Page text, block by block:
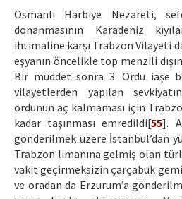
Osmanlı Harbiye Nezareti,
donanmasının Karadeniz
ihtimaline karşı Trabzon Vilayeti
eşyanın öncelikle top menzili
Bir müddet sonra 3. Ordu iaşe
vilayetlerden yapılan
ordunun aç kalmaması için
kadar taşınması emredildi[55].
gönderilmek üzere İstanbul’dan
Trabzon limanına gelmiş olan
vakit geçirmeksizin çarçabuk
ve oradan da Erzurum’a